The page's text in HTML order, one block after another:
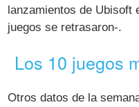
lanzamientos de Ubisoft
juegos se retrasaron-.
Los 10 juegos
Otros datos de la